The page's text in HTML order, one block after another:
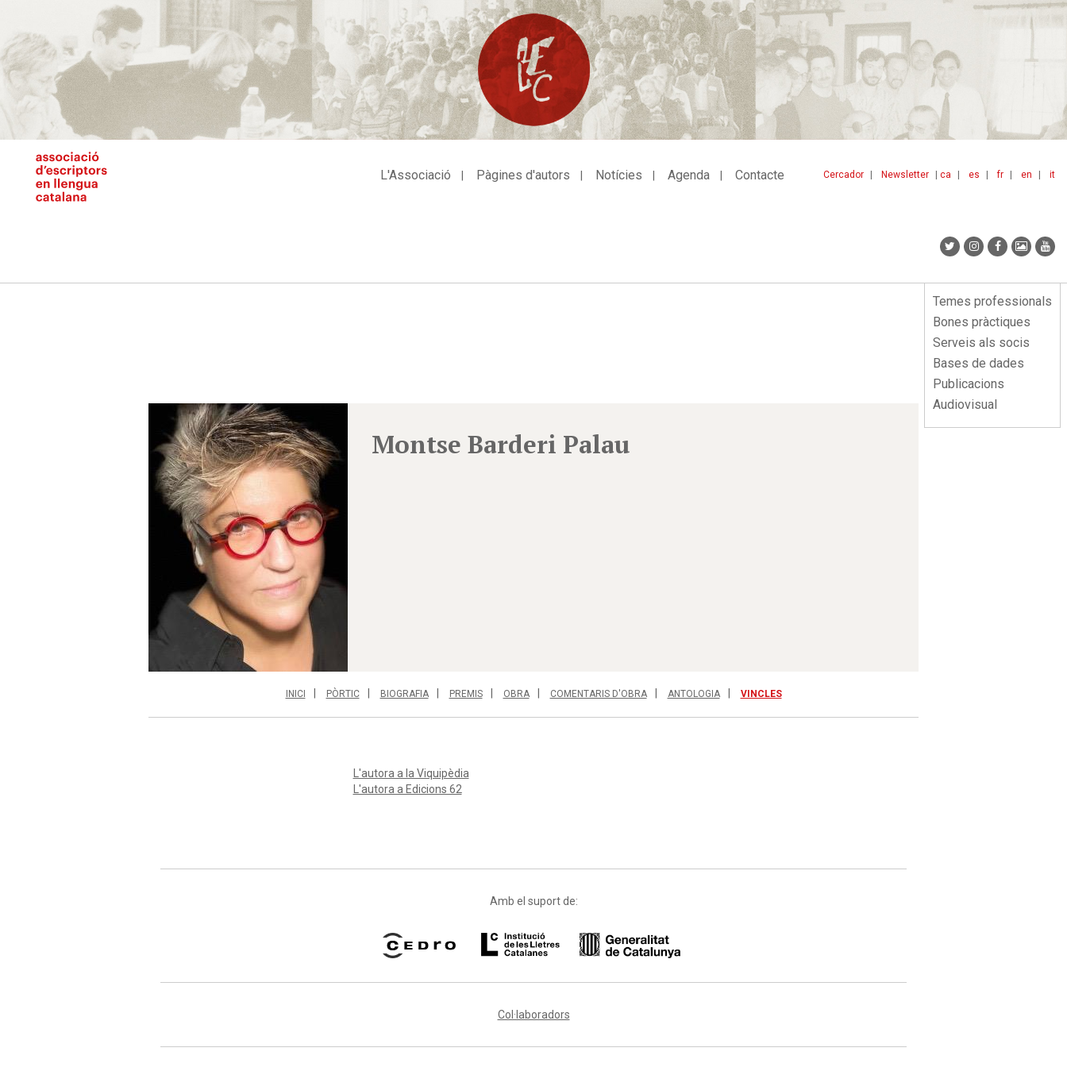
contingut
ca es fr en it
Cercador Newsletter
L'Associació Pàgines d'autors Notícies Agenda Contacte
Menu
lateral
Temes professionals
Bones pràctiques
Serveis als socis
Bases de dades
Publicacions
Audiovisual
Montse Barderi Palau
INICI PÒRTIC BIOGRAFIA PREMIS OBRA COMENTARIS D'OBRA ANTOLOGIA VINCLES
L'autora a la Viquipèdia
L'autora a Edicions 62
Amb el suport de:
Col·laboradors